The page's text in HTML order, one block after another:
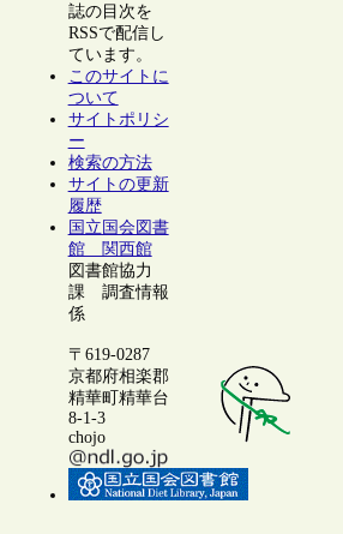
誌の目次を
RSSで配信し
ています。
このサイトに
ついて
サイトポリシ
ー
検索の方法
サイトの更新
履歴
国立国会図書
館 関西館
図書館協力
課 調査情報
係
〒619-0287
京都府相楽郡
精華町精華台
8-1-3
chojo